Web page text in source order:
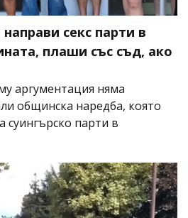
секс парти в
плаши със съд, ако
аргументация няма
общинска наредба, която
суингърско парти в